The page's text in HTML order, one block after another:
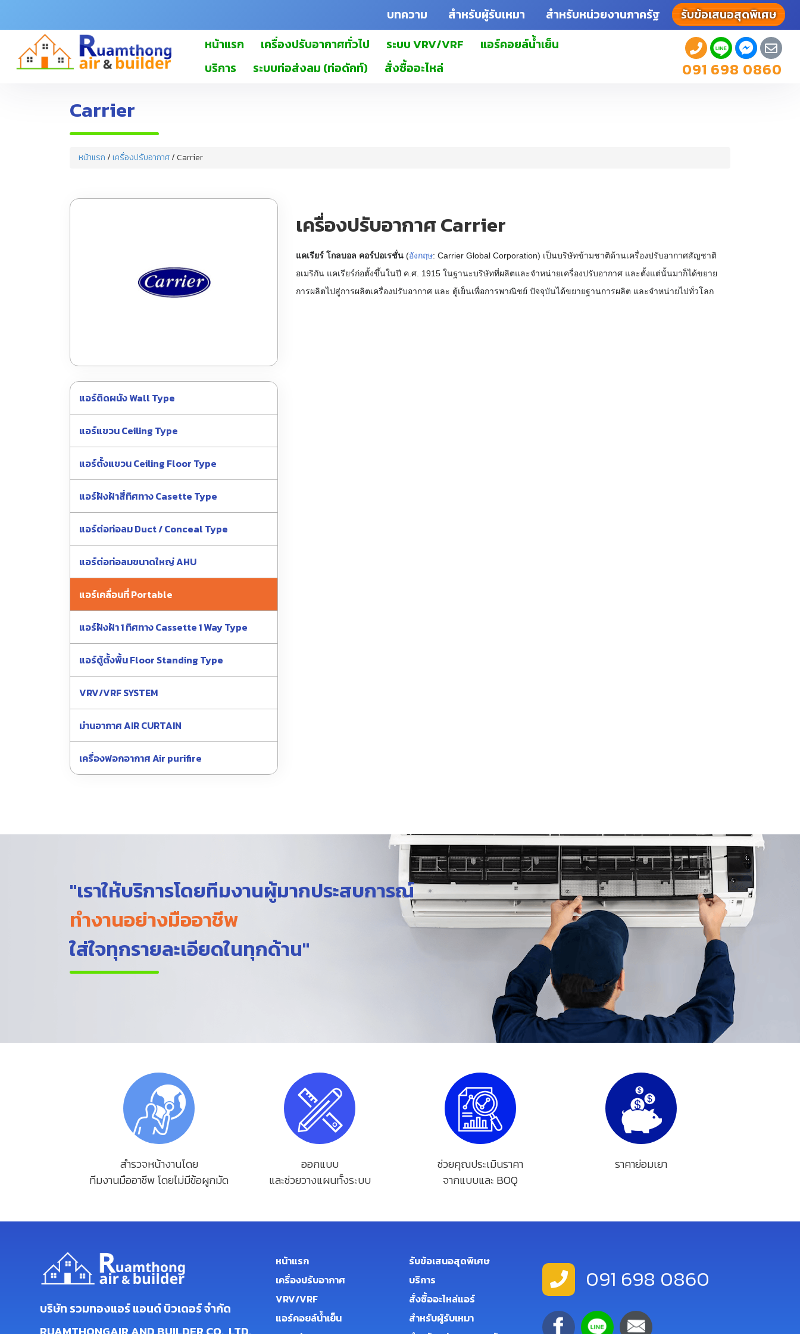
บทความ สำหรับผู้รับเหมา สำหรับหน่วยงานภาครัฐ
รับข้อเสนอสุดพิเศษ
หน้าแรก
เครื่องปรับอากาศทั่วไป ระบบ VRV/VRF
แอร์คอยล์น้ำเย็น
บริการ
ระบบท่อส่งลม (ท่อดักท์) สั่งซื้ออะไหล่ 091 698 0860
Carrier
หน้าแรก/เครื่องปรับอากาศ/ Carrier
เครื่องปรับอากาศ Carrier
แคเรียร์ โกลบอล คอร์ปอเรชั่น (อังกฤษ: Carrier Global Corporation) เป็นบริษัทข้ามชาติด้านเครื่องปรับอากาศสัญชาติ
อเมริกัน แคเรียร์ก่อตั้งขึ้นในปี ค.ศ. 1915 ในฐานะบริษัทที่ผลิตและจำหน่ายเครื่องปรับอากาศ และตั้งแต่นั้นมาก็ได้ขยาย
การผลิตไปสู่การผลิตเครื่องปรับอากาศ และ ตู้เย็นเพื่อการพาณิชย์ ปัจจุบันได้ขยายฐานการผลิต และจำหน่ายไปทั่วโลก
แอร์ติดผนัง Wall Type
แอร์แขวน Ceiling Type
แอร์ตั้งแขวน Ceiling Floor Type
แอร์ฝังฝ้าสี่ทิศทาง Casette Type
แอร์ต่อท่อลม Duct / Conceal Type
แอร์ต่อท่อลมขนาดใหญ่ AHU
แอร์เคลื่อนที่ Portable
แอร์ฝังฝ้า 1 ทิศทาง Cassette 1 Way Type
แอร์ตู้ตั้งพื้น Floor Standing Type
VRV/VRF SYSTEM
ม่านอากาศ AIR CURTAIN
เครื่องฟอกอากาศ Air purifire
"เราให้บริการโดยทีมงานผู้มากประสบการณ์
ทำงานอย่างมืออาชีพ
ใส่ใจทุกรายละเอียดในทุกด้าน"
สำรวจหน้างานโดย
ทีมงานมืออาชีพ โดยไม่มีข้อผูกมัด
ออกแบบ
และช่วยวางแผนทั้งระบบ
ช่วยคุณประเมินราคา
จากแบบและ BOQ
ราคาย่อมเยา
บริษัท รวมทองแอร์ แอนด์ บิวเดอร์ จำกัด
หน้าแรก
เครื่องปรับอากาศ
VRV/VRF
แอร์คอยล์น้ำเย็น
รับข้อเสนอสุดพิเศษ
บริการ
สั่งซื้ออะไหล่แอร์
สำหรับผู้รับเหมา
091 698 0860